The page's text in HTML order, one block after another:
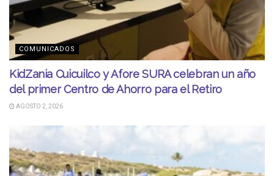
COMUNICADOS
KidZania Cuicuilco y Afore SURA celebran un año
del primer Centro de Ahorro para el Retiro
AGOSTO 2, 2026